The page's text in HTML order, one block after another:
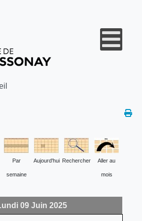
Par
semaine
Aujourd'hui Rechercher Aller au
mois
09 Juin 2025